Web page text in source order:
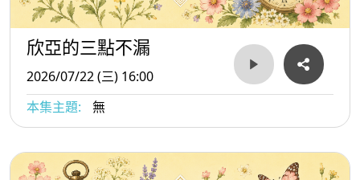
欣亞的三點不漏
2026/07/22 (三) 16:00
本集主題:
無